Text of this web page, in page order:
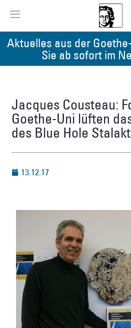
Aktuelles aus der
Sie ab sofort im
Jacques Cousteau:
Goethe-Uni lüften
des Blue Hole
13.12.17